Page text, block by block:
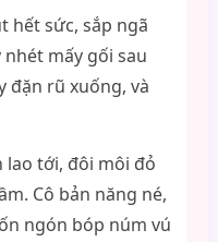
hết sức, sắp ngã
mấy gối sau
đặn rũ xuống, và
lao tới, đôi môi đỏ
Cô bản năng né,
ngón bóp núm vú